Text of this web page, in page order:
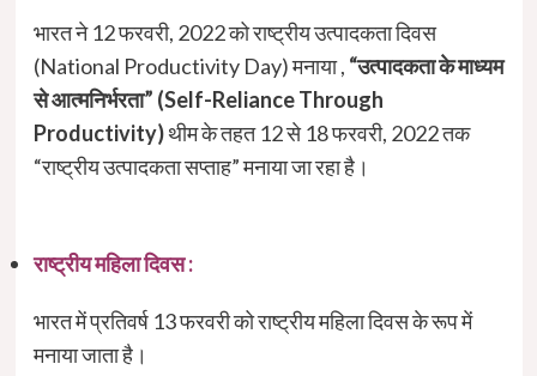
भारत ने 12 फरवरी, 2022 को राष्ट्रीय उत्पादकता दिवस
(National Productivity Day) मनाया , “उत्पादकता के माध्यम
से आत्मनिर्भरता” (Self-Reliance Through
Productivity)थीम के तहत 12 से 18 फरवरी, 2022 तक
“राष्ट्रीय उत्पादकता सप्ताह” मनाया जा रहा है।
राष्ट्रीय महिला दिवस :
भारत में प्रतिवर्ष 13 फरवरी को राष्ट्रीय महिला दिवस के रूप में
मनाया जाता है।